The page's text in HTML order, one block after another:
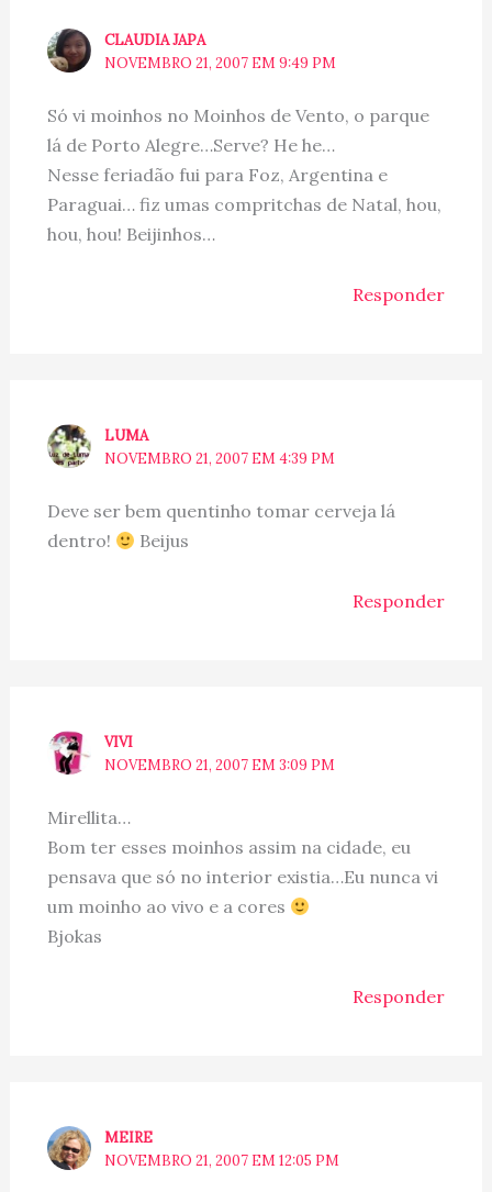
CLAUDIA JAPA
NOVEMBRO 21, 2007 EM 9:49 PM
Só vi moinhos no Moinhos de Vento, o parque
lá de Porto Alegre…Serve? He he…
Nesse feriadão fui para Foz, Argentina e
Paraguai… fiz umas compritchas de Natal, hou,
hou, hou! Beijinhos…
Responder
LUMA
NOVEMBRO 21, 2007 EM 4:39 PM
Deve ser bem quentinho tomar cerveja lá
dentro!
Beijus
Responder
VIVI
NOVEMBRO 21, 2007 EM 3:09 PM
Mirellita…
Bom ter esses moinhos assim na cidade, eu
pensava que só no interior existia…Eu nunca vi
um moinho ao vivo e a cores
Bjokas
Responder
MEIRE
NOVEMBRO 21, 2007 EM 12:05 PM